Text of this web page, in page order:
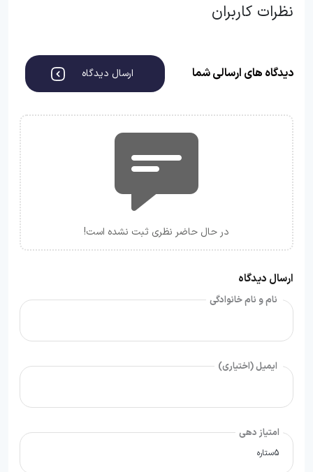
نظرات کاربران
دیدگاه های ارسالی شما ارسال دیدگاه
در حال حاضر نظری ثبت نشده است!
ارسال دیدگاه
نام و نام خانوادگی
ایمیل (اختیاری)
امتیاز دهی